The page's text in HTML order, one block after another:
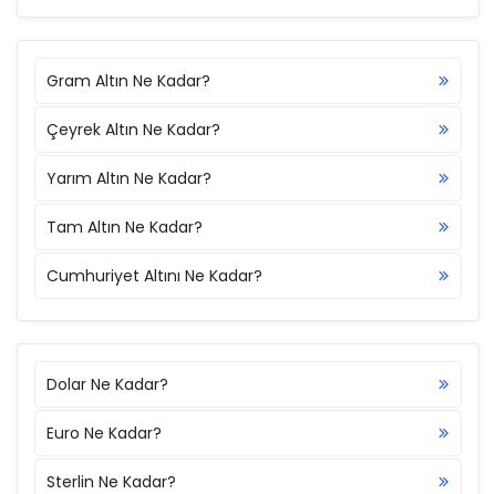
Gram Altın Ne Kadar?
Çeyrek Altın Ne Kadar?
Yarım Altın Ne Kadar?
Tam Altın Ne Kadar?
Cumhuriyet Altını Ne Kadar?
Dolar Ne Kadar?
Euro Ne Kadar?
Sterlin Ne Kadar?